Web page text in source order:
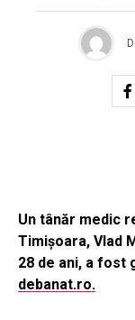
Un tânăr medic
Timișoara, Vlad
28 de ani, a fost
debanat.ro.